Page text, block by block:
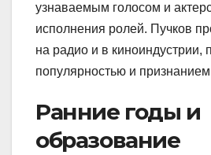
узнаваемым голосом и
исполнения ролей. Пучков
на радио и в киноиндустрии,
популярностью и признанием
Ранние годы и
образование